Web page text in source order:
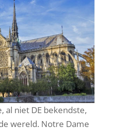
al niet DE bekendste,
wereld. Notre Dame